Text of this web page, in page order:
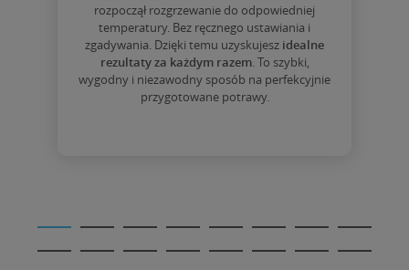
rozpoczął rozgrzewanie do odpowiedniej
temperatury. Bez ręcznego ustawiania i
zgadywania. Dzięki temu uzyskujesz idealne
rezultaty za każdym razem. To szybki,
wygodny i niezawodny sposób na perfekcyjnie
przygotowane potrawy.